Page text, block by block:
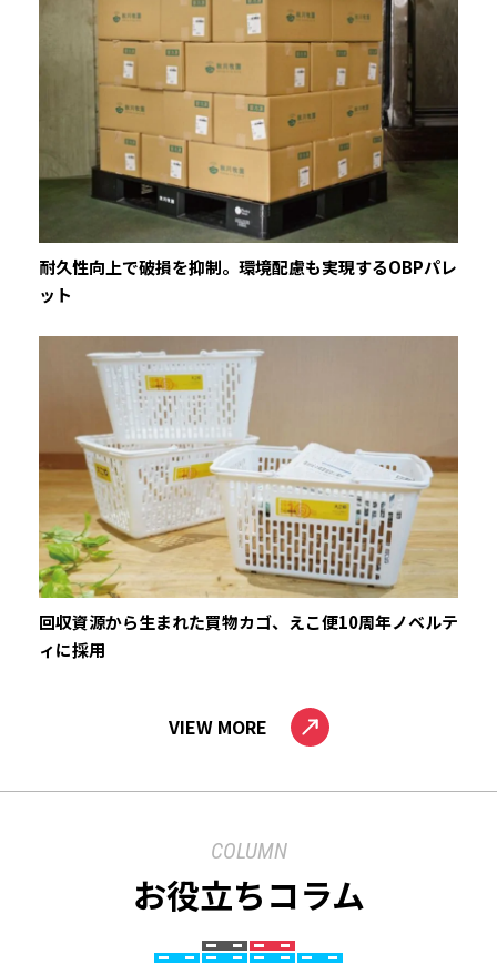
耐久性向上で破損を抑制。環境配慮も実現するOBPパレ
ット
回収資源から生まれた買物カゴ、えこ便10周年ノベルテ
ィに採用
VIEW MORE
COLUMN
お役立ちコラム